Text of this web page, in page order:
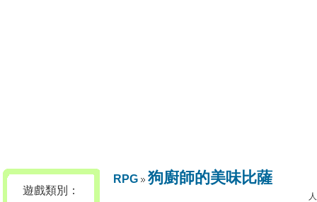
遊戲類別：
RPG 狗廚師的美味比薩